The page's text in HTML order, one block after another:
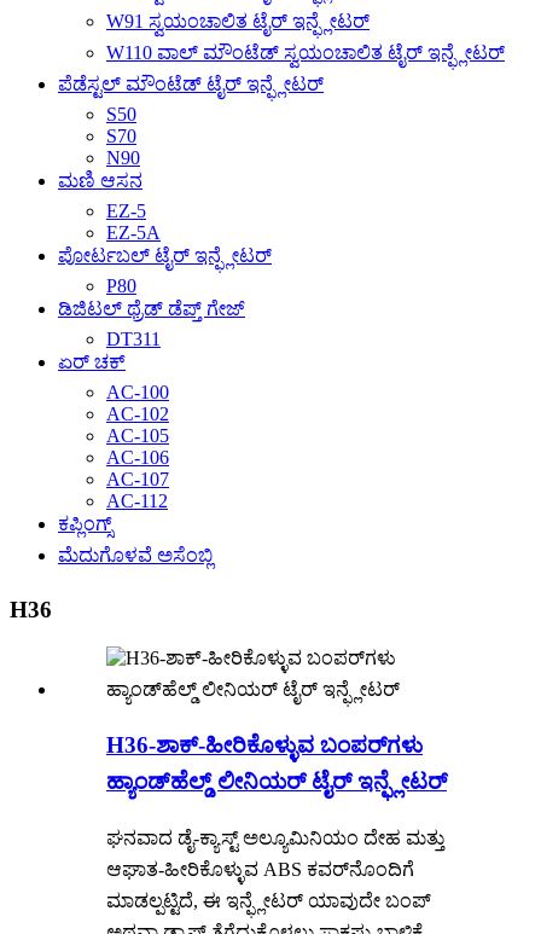
W91 ಸ್ವಯಂಚಾಲಿತ ಟೈರ್ ಇನ್ಫ್ಲೇಟರ್
W110 ವಾಲ್ ಮೌಂಟೆಡ್ ಸ್ವಯಂಚಾಲಿತ ಟೈರ್ ಇನ್ಫ್ಲೇಟರ್
ಪೆಡೆಸ್ಟಲ್ ಮೌಂಟೆಡ್ ಟೈರ್ ಇನ್ಫ್ಲೇಟರ್
S50
S70
N90
ಮಣಿ ಆಸನ
EZ-5
EZ-5A
ಪೋರ್ಟಬಲ್ ಟೈರ್ ಇನ್ಫ್ಲೇಟರ್
P80
ಡಿಜಿಟಲ್ ಥ್ರೆಡ್ ಡೆಪ್ತ್ ಗೇಜ್
DT311
ಏರ್ ಚಕ್
AC-100
AC-102
AC-105
AC-106
AC-107
AC-112
ಕಪ್ಲಿಂಗ್ಸ್
ಮೆದುಗೊಳವೆ ಅಸೆಂಬ್ಲಿ
H36
H36-ಶಾಕ್-ಹೀರಿಕೊಳ್ಳುವ ಬಂಪರ್‌ಗಳು
ಹ್ಯಾಂಡ್‌ಹೆಲ್ಡ್ ಲೀನಿಯರ್ ಟೈರ್ ಇನ್ಫ್ಲೇಟರ್
ಘನವಾದ ಡೈ-ಕ್ಯಾಸ್ಟ್ ಅಲ್ಯೂಮಿನಿಯಂ ದೇಹ ಮತ್ತು
ಆಘಾತ-ಹೀರಿಕೊಳ್ಳುವ ABS ಕವರ್‌ನೊಂದಿಗೆ
ಮಾಡಲ್ಪಟ್ಟಿದೆ, ಈ ಇನ್ಫ್ಲೇಟರ್ ಯಾವುದೇ ಬಂಪ್